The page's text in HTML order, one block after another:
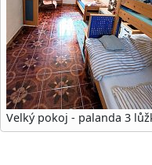
Velký pokoj - palanda 3